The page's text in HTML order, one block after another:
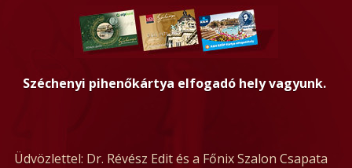
Széchenyi pihenőkártya elfogadó hely vagyunk.
Üdvözlettel: Dr. Révész Edit és a Főnix Szalon Csapata